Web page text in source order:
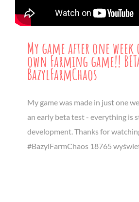
My game after one
own Farming game!!
BazylFarmChaos
My game was made in just one
an early beta test - everything is
development. Thanks for
#BazylFarmChaos 18765